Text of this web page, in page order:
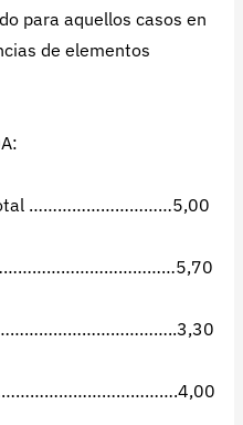
para aquellos casos en
de elementos
total …………………………5,00